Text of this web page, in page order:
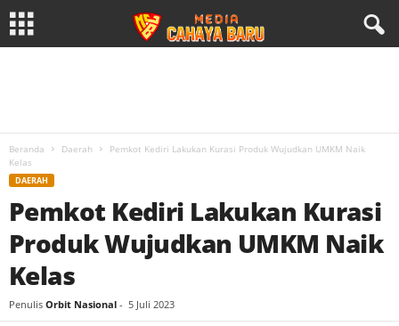
Beranda Daerah
Pemkot Kediri Lakukan Kurasi Produk Wujudkan UMKM Naik
Kelas
DAERAH
Pemkot Kediri Lakukan Kurasi
Produk Wujudkan UMKM Naik
Kelas
Penulis Orbit Nasional - 5 Juli 2023